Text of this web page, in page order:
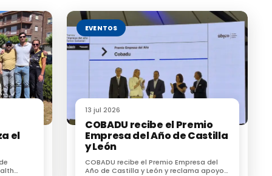
y
por 248
muestra
53 de
el
EVENTOS
13 jul 2026
COBADU recibe el Premio
Empresa del Año de Castilla
y León
COBADU recibe el Premio Empresa del
Año de Castilla y León y reclama apoyo